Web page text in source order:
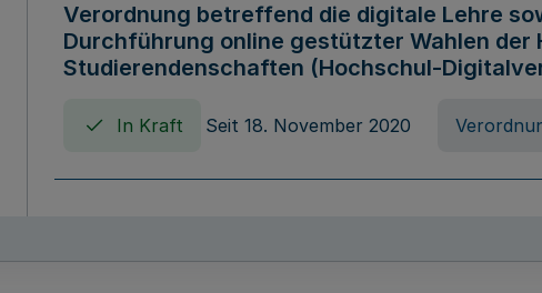
Verordnung betreffend die digitale Lehre
Durchführung online gestützter Wahlen der
Studierendenschaften (Hochschul-
In Kraft Seit 18. November 2020
(Hochschulabgabenverordnung - HAbg-VO)